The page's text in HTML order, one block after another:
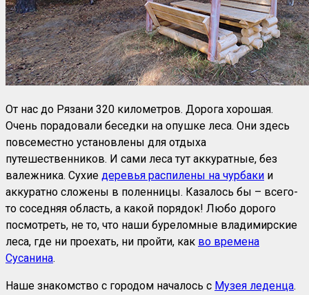
От нас до Рязани 320 километров. Дорога хорошая.
Очень порадовали беседки на опушке леса. Они здесь
повсеместно установлены для отдыха
путешественников. И сами леса тут аккуратные, без
валежника. Сухие деревья распилены на чурбаки и
аккуратно сложены в поленницы. Казалось бы – всего-
то соседняя область, а какой порядок! Любо дорого
посмотреть, не то, что наши буреломные владимирские
леса, где ни проехать, ни пройти, как во времена
Сусанина.
Наше знакомство с городом началось с Музея леденца.